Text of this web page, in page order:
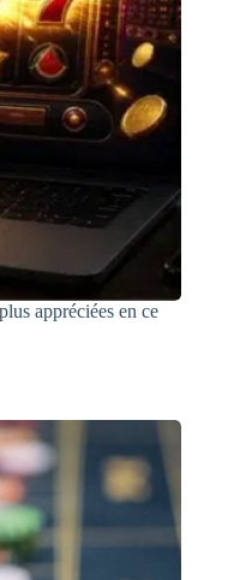
appréciées en ce